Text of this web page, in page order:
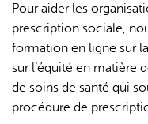
Pour aider les
prescription sociale,
formation en ligne sur
sur l’équité en matière
de soins de santé qui
procédure de